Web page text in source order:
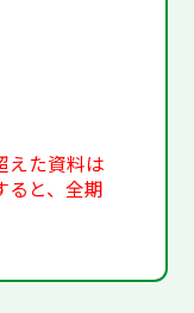
えた資料は
ると、全期